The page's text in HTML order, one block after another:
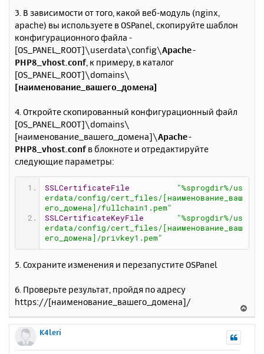
3. В зависимости от того, какой веб-модуль (nginx,
apache) вы используете в OSPanel, скопируйте шаблон
конфигурационного файла -
[OS_PANEL_ROOT]\userdata\config\Apache-
PHP8_vhost.conf, к примеру, в каталог
[OS_PANEL_ROOT]\domains\
[наименование_вашего_домена]
4. Откройте скопированный конфигурационный файл
[OS_PANEL_ROOT]\domains\
[наименование_вашего_домена]\Apache-
PHP8_vhost.confв блокноте и отредактируйте
следующие параметры:
SSLCertificateFile
"%sprogdir%/us
erdata/config/cert_files/[наименование_ваш
его_домена]/fullchain1.pem"
SSLCertificateKeyFile
"%sprogdir%/us
erdata/config/cert_files/[наименование_ваш
его_домена]/privkey1.pem"
5. Сохраните изменения и перезапустите OSPanel
6. Проверьте результат, пройдя по адресу
https://[наименование_вашего_домена]/
е
K4leri